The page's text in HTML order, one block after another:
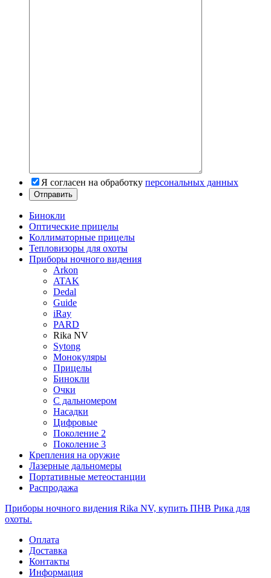
Я согласен на обработку персональных данных
Бинокли
Оптические прицелы
Коллиматорные прицелы
Тепловизоры для охоты
Приборы ночного видения
Arkon
ATAK
Dedal
Guide
iRay
PARD
Rika NV
Sytong
Монокуляры
Прицелы
Бинокли
Очки
С дальномером
Насадки
Цифровые
Поколение 2
Поколение 3
Крепления на оружие
Лазерные дальномеры
Портативные метеостанции
Распродажа
Приборы ночного видения Rika NV, купить ПНВ Рика для
охоты.
Оплата
Доставка
Контакты
Информация